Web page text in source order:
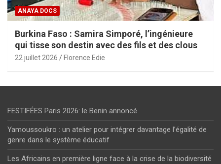
ANAYA DOCS
Burkina Faso : Samira Simporé, l’ingénieure
qui tisse son destin avec des fils et des clous
22 juillet 2026 Florence Edie
FESTIFÉES Paris 2026: le Benin annoncé
Yamoussoukro : un atelier pour intégrer davantage l’égalité de
genre dans le système éducatif
Les Africains en première ligne face à la crise de la biodiversité